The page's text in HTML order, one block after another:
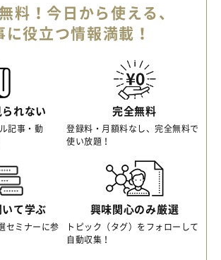
料！今日から使える、
に役立つ情報満載！
れない
記事・動
完全無料
登録料・月額料なし、完全無料で
使い放題！
て学ぶ
セミナーに参
興味関心のみ厳選
トピック（タグ）をフォローして
自動収集！